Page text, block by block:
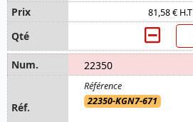
81,58 € H.T
22350
22350-KGN7-671